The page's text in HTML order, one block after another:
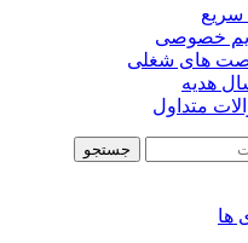
خصوصی
های شغلی
هدیه
متداول
جستجو
ها